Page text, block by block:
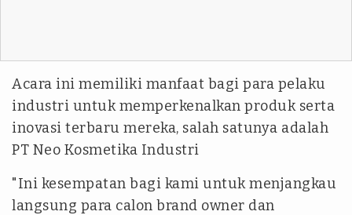
Acara ini memiliki manfaat bagi para pelaku
industri untuk memperkenalkan produk serta
inovasi terbaru mereka, salah satunya adalah
PT Neo Kosmetika Industri
"Ini kesempatan bagi kami untuk menjangkau
langsung para calon brand owner dan